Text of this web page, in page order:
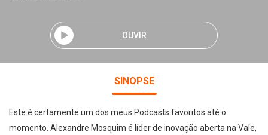
OUVIR
SINOPSE
Este é certamente um dos meus Podcasts favoritos até o
momento. Alexandre Mosquim é líder de inovação aberta na Vale,